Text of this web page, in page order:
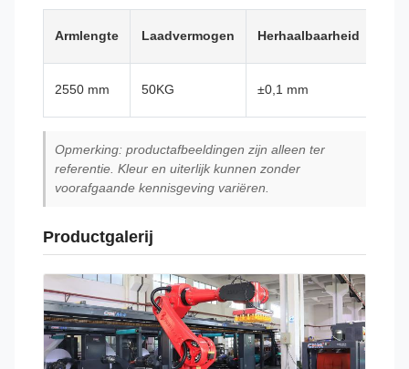
Armlengte Laadvermogen Herhaalbaarheid
2550 mm 50KG ±0,1 mm
Opmerking: productafbeeldingen zijn alleen ter
referentie. Kleur en uiterlijk kunnen zonder
voorafgaande kennisgeving variëren.
Productgalerij